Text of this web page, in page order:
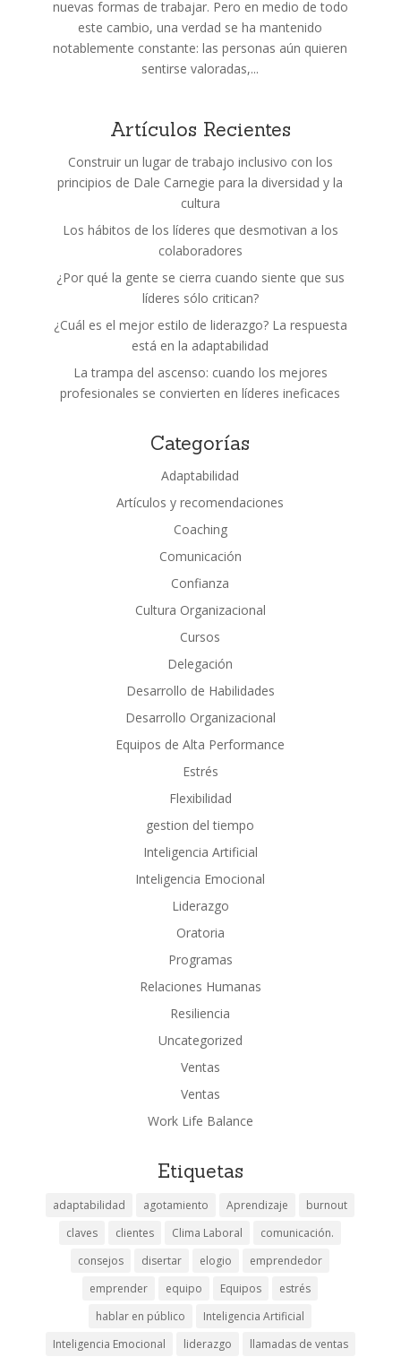
nuevas formas de trabajar. Pero en medio de todo
este cambio, una verdad se ha mantenido
notablemente constante: las personas aún quieren
sentirse valoradas,...
Artículos Recientes
Construir un lugar de trabajo inclusivo con los
principios de Dale Carnegie para la diversidad y la
cultura
Los hábitos de los líderes que desmotivan a los
colaboradores
¿Por qué la gente se cierra cuando siente que sus
líderes sólo critican?
¿Cuál es el mejor estilo de liderazgo? La respuesta
está en la adaptabilidad
La trampa del ascenso: cuando los mejores
profesionales se convierten en líderes ineficaces
Categorías
Adaptabilidad
Artículos y recomendaciones
Coaching
Comunicación
Confianza
Cultura Organizacional
Cursos
Delegación
Desarrollo de Habilidades
Desarrollo Organizacional
Equipos de Alta Performance
Estrés
Flexibilidad
gestion del tiempo
Inteligencia Artificial
Inteligencia Emocional
Liderazgo
Oratoria
Programas
Relaciones Humanas
Resiliencia
Uncategorized
Ventas
Ventas
Work Life Balance
Etiquetas
adaptabilidad agotamiento Aprendizaje
burnout
claves
clientes Clima Laboral
comunicación.
consejos
disertar elogio
emprendedor
emprender
equipo Equipos
estrés
hablar en público
Inteligencia Artificial
Inteligencia Emocional
liderazgo llamadas de ventas